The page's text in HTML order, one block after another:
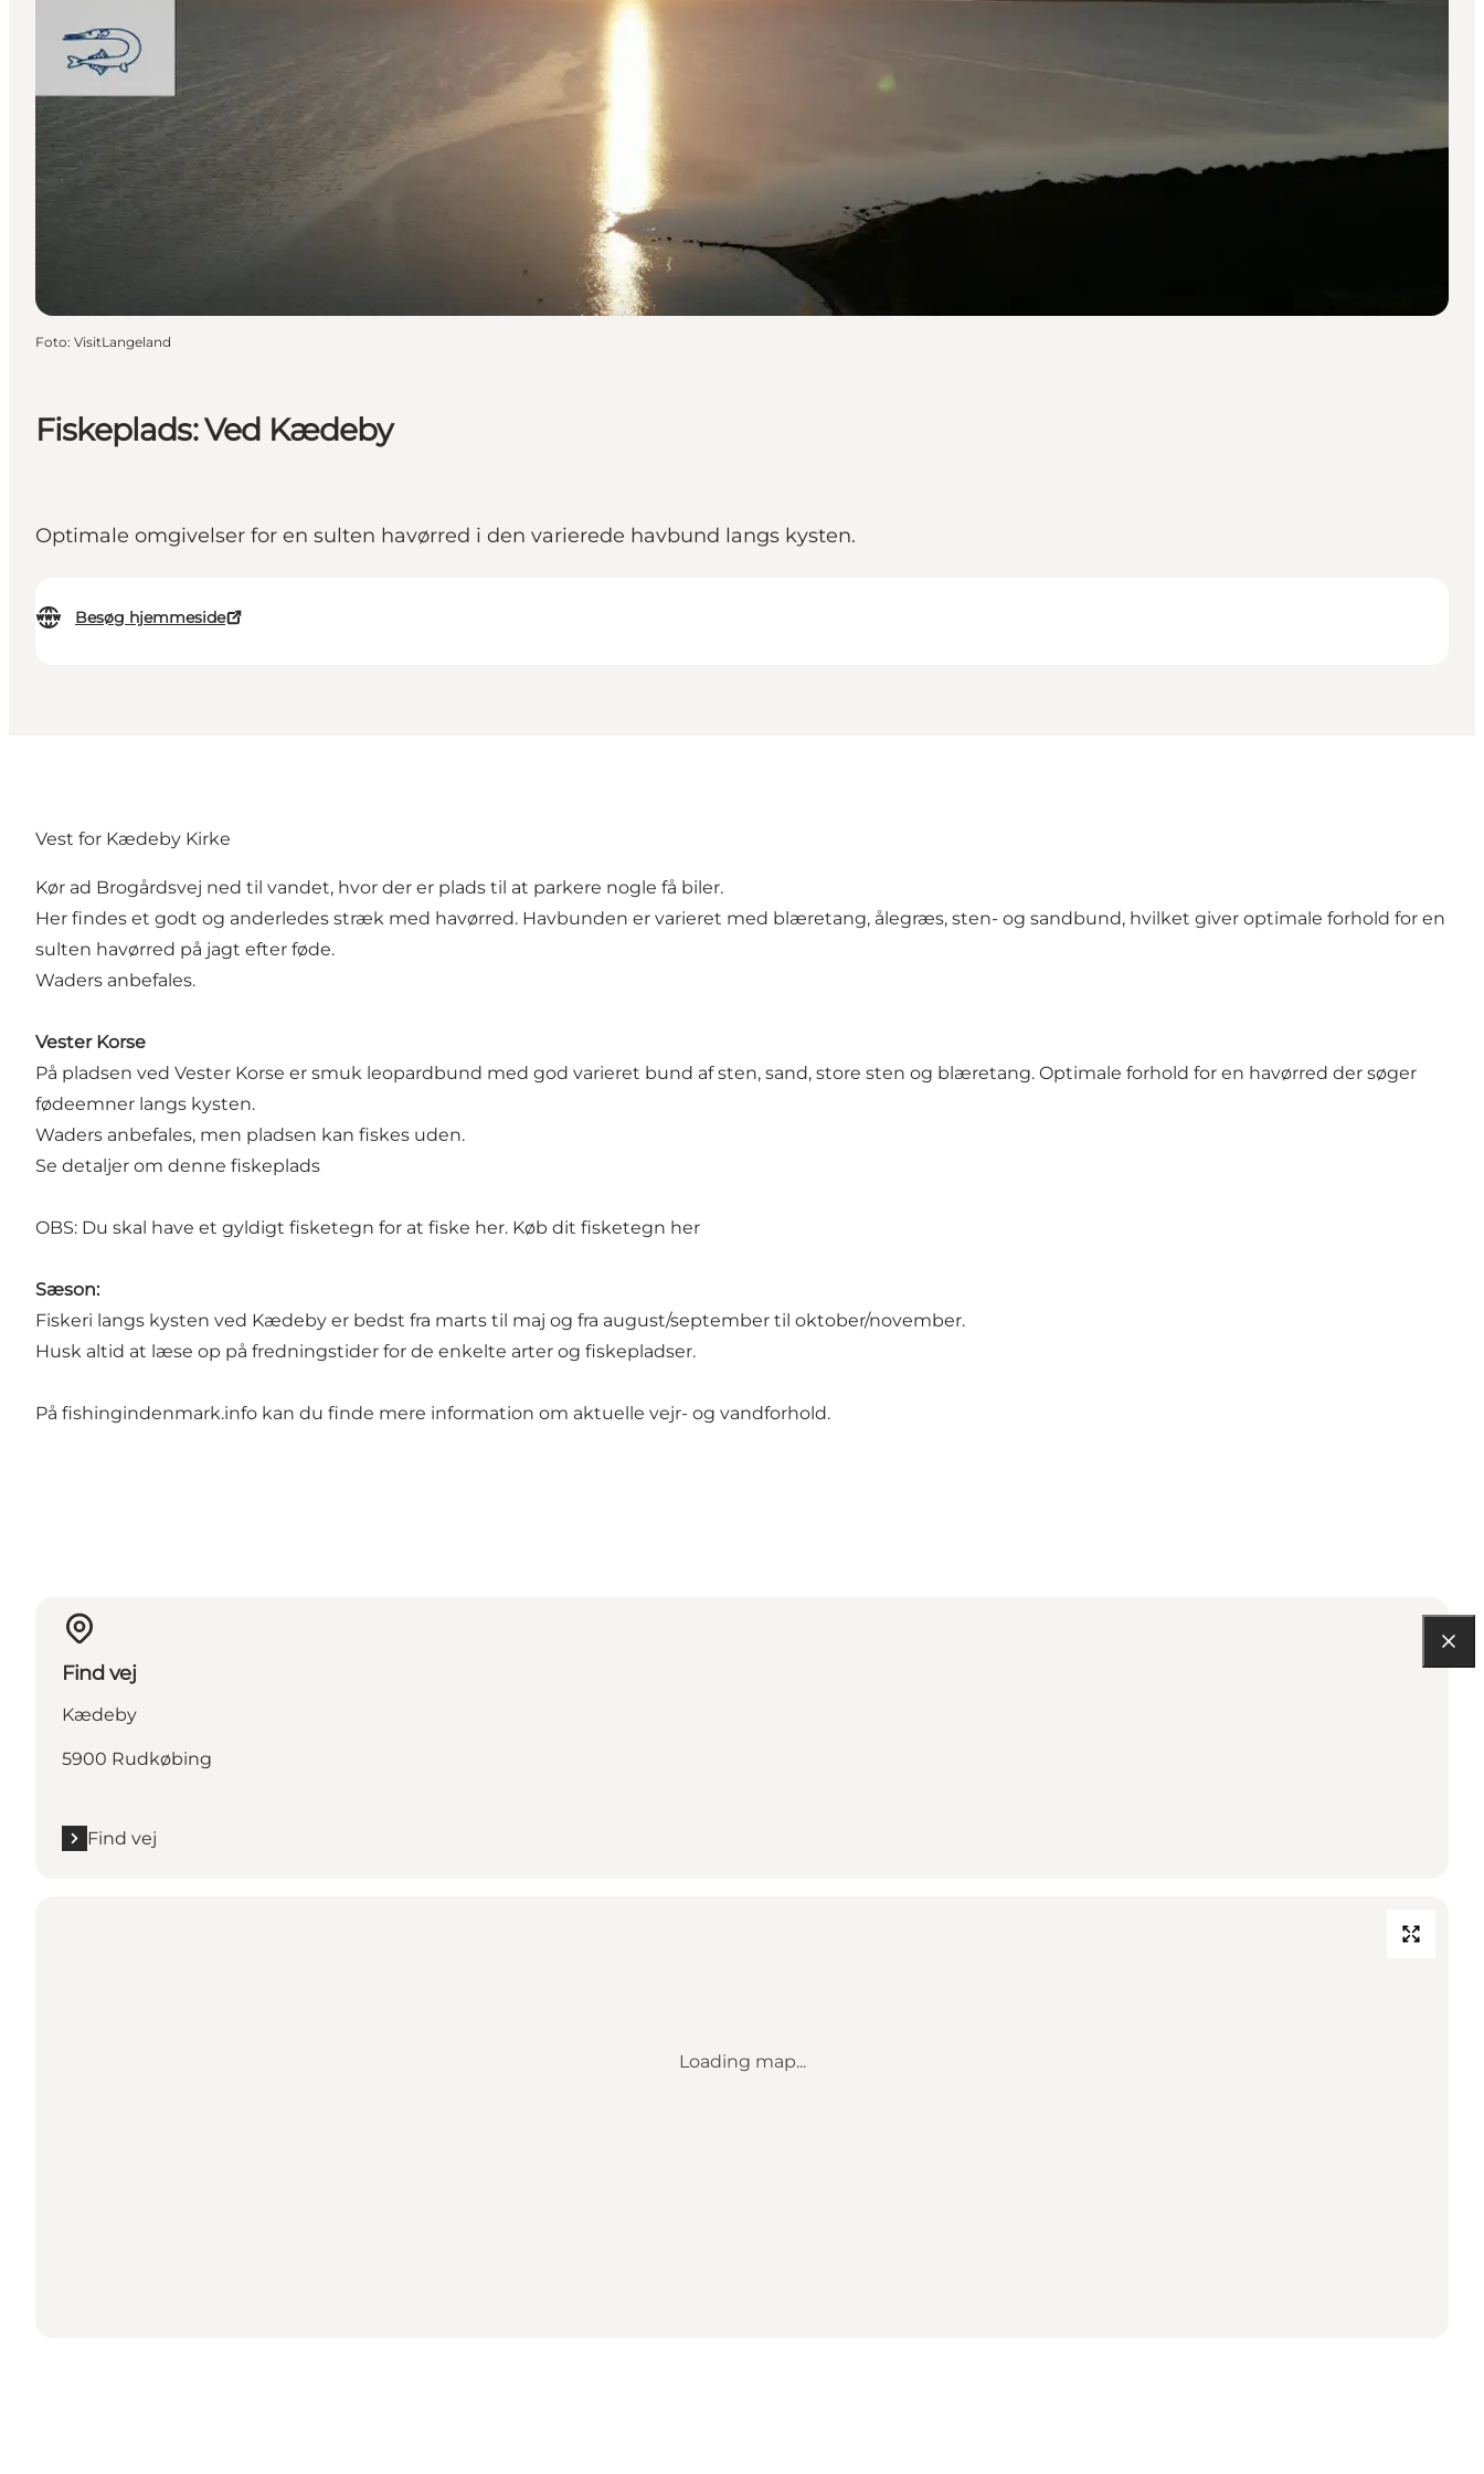
Fiskeplads: Ved Kædeby
Optimale omgivelser for en sulten havørred i den varierede havbund langs kysten.
Besøg hjemmeside
Foto: VisitLangeland
Vest for Kædeby Kirke
Kør ad Brogårdsvej ned til vandet, hvor der er plads til at parkere nogle få biler.
Her findes et godt og anderledes stræk med havørred. Havbunden er varieret med blæretang, ålegræs, sten- og sandbund, hvilket giver optimale forhold for en
sulten havørred på jagt efter føde.
Waders anbefales.
Vester Korse
På pladsen ved Vester Korse er smuk leopardbund med god varieret bund af sten, sand, store sten og blæretang. Optimale forhold for en havørred der søger
fødeemner langs kysten.
Waders anbefales, men pladsen kan fiskes uden.
Se detaljer om denne fiskeplads
OBS: Du skal have et gyldigt fisketegn for at fiske her. Køb dit fisketegn her
Sæson:
Fiskeri langs kysten ved Kædeby er bedst fra marts til maj og fra august/september til oktober/november.
Husk altid at læse op på fredningstider for de enkelte arter og fiskepladser.
På fishingindenmark.info kan du finde mere information om aktuelle vejr- og vandforhold.
Find vej
Kædeby
5900 Rudkøbing
Find vej
Loading map...